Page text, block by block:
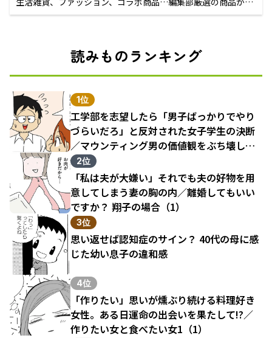
えるECサイト
読みものランキング
1位
工学部を志望したら「男子ばっかりでやり
づらいだろ」と反対された女子学生の決断
／マウンティング男の価値観をぶち壊した
結果（1）
2位
「私は夫が大嫌い」それでも夫の好物を用
意してしまう妻の胸の内／離婚してもいい
ですか？ 翔子の場合（1）
3位
思い返せば認知症のサイン？ 40代の母に感
じた幼い息子の違和感
4位
「作りたい」思いが燻ぶり続ける料理好き
女性。ある日運命の出会いを果たして!?／
作りたい女と食べたい女1（1）